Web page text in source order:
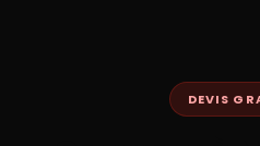
DEVIS